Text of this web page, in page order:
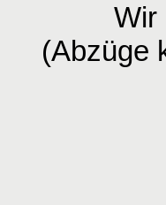
Wir
(Abzüge